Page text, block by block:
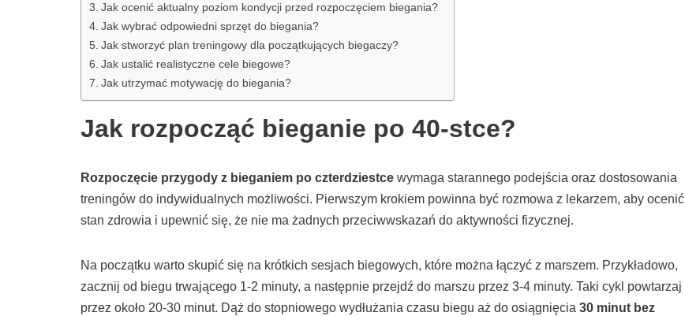
Jak ocenić aktualny poziom kondycji przed rozpoczęciem biegania?
Jak wybrać odpowiedni sprzęt do biegania?
Jak stworzyć plan treningowy dla początkujących biegaczy?
Jak ustalić realistyczne cele biegowe?
Jak utrzymać motywację do biegania?
Jak rozpocząć bieganie po 40-stce?
Rozpoczęcie przygody z bieganiem po czterdziestce wymaga starannego podejścia oraz dostosowania
treningów do indywidualnych możliwości. Pierwszym krokiem powinna być rozmowa z lekarzem, aby ocenić
stan zdrowia i upewnić się, że nie ma żadnych przeciwwskazań do aktywności fizycznej.
Na początku warto skupić się na krótkich sesjach biegowych, które można łączyć z marszem. Przykładowo,
zacznij od biegu trwającego 1-2 minuty, a następnie przejdź do marszu przez 3-4 minuty. Taki cykl powtarzaj
przez około 20-30 minut. Dąż do stopniowego wydłużania czasu biegu aż do osiągnięcia 30 minut bez